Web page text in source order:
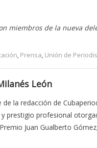
miembros de la nueva
, Prensa, Unión de
León
de la redacción de
prestigio profesional
Juan Gualberto